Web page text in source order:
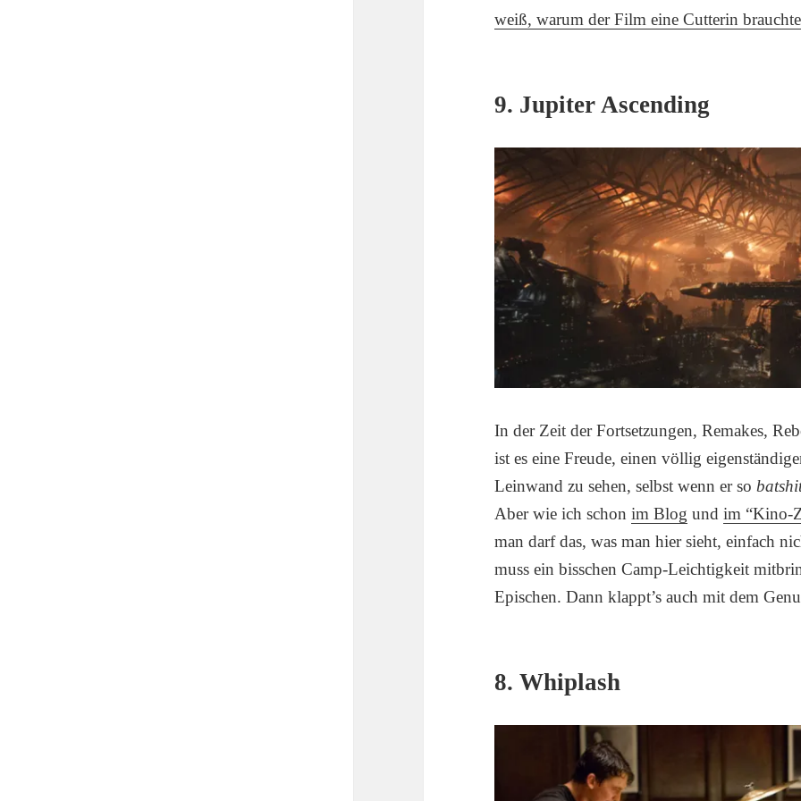
weiß, warum der Film eine Cutterin
9. Jupiter Ascending
In der Zeit der Fortsetzungen, Remakes,
ist es eine Freude, einen völlig
Leinwand zu sehen, selbst wenn er so
Aber wie ich schonim Blog undim “Kino-
man darf das, was man hier sieht, einfach
muss ein bisschen Camp-Leichtigkeit
Epischen. Dann klappt’s auch mit dem
8. Whiplash